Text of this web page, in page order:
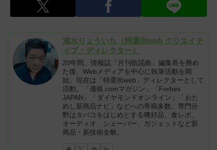
清水りょういち（特選街web クリエイテ
ィブ・ディレクター）
20年間、情報誌「月刊歌謡曲」編集長を務め
た後、Webメディアを中心に執筆活動を開
始。現在は「特選街web」ディレクターとして
活動。「価格.comマガジン」「Forbes
JAPAN」「ダイヤモンドオンライン」「おた
めし新商品ナビ」などへの寄稿多数。専門分
野はタバコをはじめとする嗜好品、食レポ、
オーディオ、シェーバー、ガジェットなど新
商品・新技術全般。